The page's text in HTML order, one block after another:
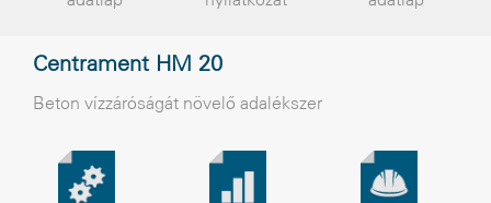
Centrament HM 20
Beton vízzáróságát növelõ adalékszer